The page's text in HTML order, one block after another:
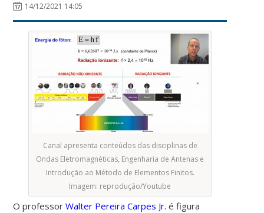
14/12/2021 14:05
Canal apresenta conteúdos das disciplinas de
Ondas Eletromagnéticas, Engenharia de Antenas e
Introdução ao Método de Elementos Finitos.
Imagem: reprodução/Youtube
O professorWalter Pereira Carpes Jr. é figura